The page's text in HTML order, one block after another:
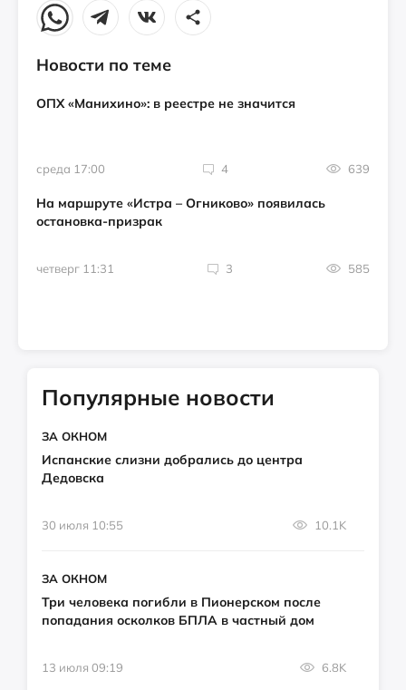
Новости по теме
ОПХ «Манихино»: в реестре не значится
среда 17:00 4 639
На маршруте «Истра – Огниково» появилась
остановка-призрак
четверг 11:31 3 585
Популярные новости
ЗА ОКНОМ
Испанские слизни добрались до центра
Дедовска
30 июля 10:55 10.1K
ЗА ОКНОМ
Три человека погибли в Пионерском после
попадания осколков БПЛА в частный дом
13 июля 09:19 6.8K